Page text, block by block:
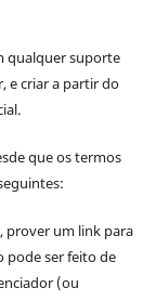
qualquer suporte
e criar a partir do
que os termos
, prover um link para
pode ser feito de
(ou